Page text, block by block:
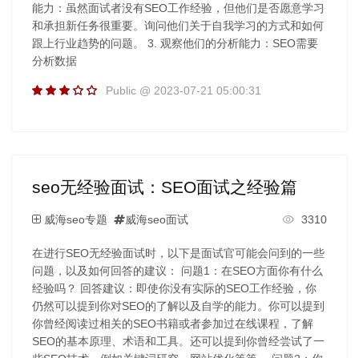
能力：虽然面试者没有SEO工作经验，但他们是否愿意学习
和承担新任务很重要。询问他们关于自我学习的方式和如何
跟上行业趋势的问题。 3. 观察他们的分析能力：SEO需要
分析数据
Public @ 2023-07-21 05:00:31
seo无经验面试：SEO面试之经验篇
威海seo专题 威海seo面试 3310
在进行SEO无经验面试时，以下是面试官可能会问到的一些
问题，以及如何回答的建议： 问题1：在SEO方面你有什么
经验吗？ 回答建议：即使你没有实际的SEO工作经验，你
仍然可以提到你对SEO的了解以及自学的能力。你可以提到
你曾经阅读过相关的SEO书籍或者参加过在线课程，了解
SEO的基本原理、术语和工具。还可以提到你曾经尝试了一